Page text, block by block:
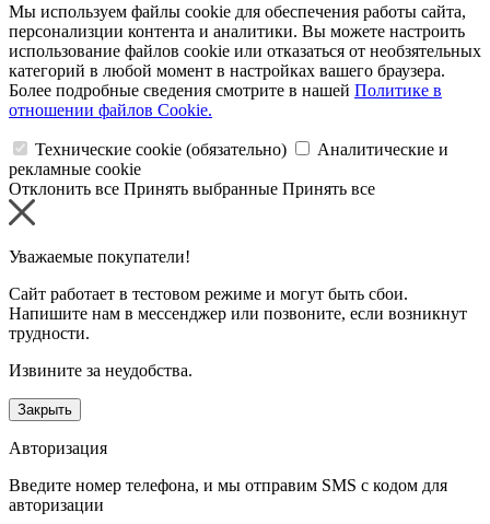
Мы используем файлы cookie для обеспечения работы сайта,
персонализции контента и аналитики. Вы можете настроить
использование файлов cookie или отказаться от необзятельных
категорий в любой момент в настройках вашего браузера.
Более подробные сведения смотрите в нашей Политике в
отношении файлов Cookie.
Технические cookie (обязательно)
Аналитические и
рекламные cookie
Отклонить все Принять выбранные Принять все
Уважаемые покупатели!
Сайт работает в тестовом режиме и могут быть сбои.
Напишите нам в мессенджер или позвоните, если возникнут
трудности.
Извините за неудобства.
Закрыть
Авторизация
Введите номер телефона, и мы отправим SMS с кодом для
авторизации